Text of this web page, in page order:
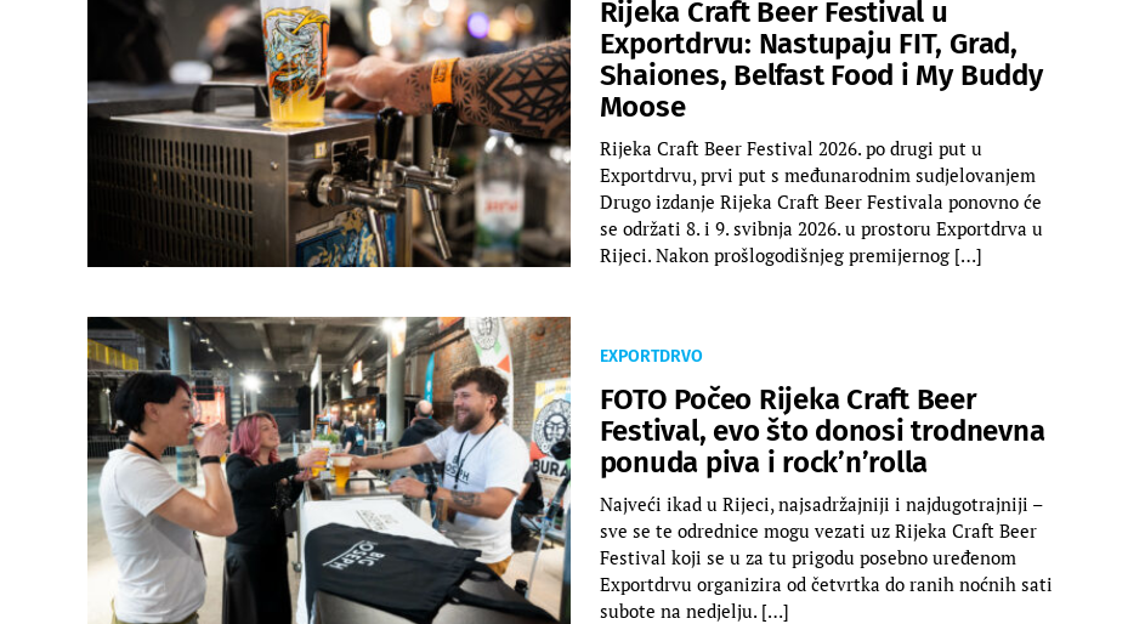
Rijeka Craft Beer Festival u
Exportdrvu: Nastupaju FIT, Grad,
Shaiones, Belfast Food i My Buddy
Moose
Rijeka Craft Beer Festival 2026. po drugi put u
Exportdrvu, prvi put s međunarodnim sudjelovanjem
Drugo izdanje Rijeka Craft Beer Festivala ponovno će
se održati 8. i 9. svibnja 2026. u prostoru Exportdrva u
Rijeci. Nakon prošlogodišnjeg premijernog […]
EXPORTDRVO
FOTO Počeo Rijeka Craft Beer
Festival, evo što donosi trodnevna
ponuda piva i rock’n’rolla
Najveći ikad u Rijeci, najsadržajniji i najdugotrajniji –
sve se te odrednice mogu vezati uz Rijeka Craft Beer
Festival koji se u za tu prigodu posebno uređenom
Exportdrvu organizira od četvrtka do ranih noćnih sati
subote na nedjelju. […]